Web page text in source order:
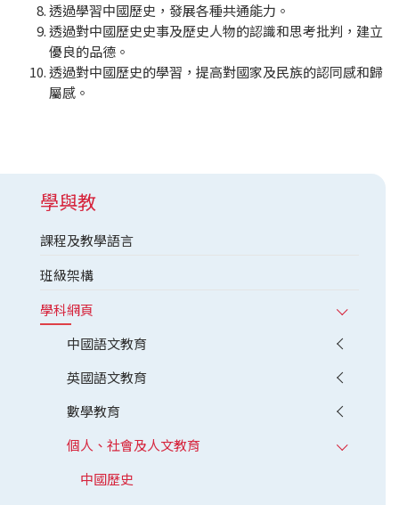
透過學習中國歷史，發展各種共通能力。
透過對中國歷史史事及歷史人物的認識和思考批判，建立
優良的品德。
透過對中國歷史的學習，提高對國家及民族的認同感和歸
屬感。
學與教
課程及教學語言
班級架構
學科網頁
中國語文教育
英國語文教育
數學教育
個人、社會及人文教育
中國歷史